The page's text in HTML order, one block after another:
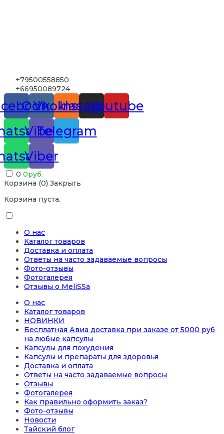
+79500558850
+66950089724
Vk
Odnoklassniki
Instagram
Youtube
Viber
Telegram
Viber
0 0руб.
Корзина (0) Закрыть
Корзина пуста.
О нас
Каталог товаров
Доставка и оплата
Ответы на часто задаваемые вопросы
Фото-отзывы
Фотогалерея
Отзывы о MeliSSa
О нас
Каталог товаров
НОВИНКИ
Бесплатная Авиа доставка при заказе от 5000 руб
на любые капсулы
Капсулы для похудения
Капсулы и препараты для здоровья
Доставка и оплата
Ответы на часто задаваемые вопросы
Отзывы
Фотогалерея
Как правильно оформить заказ?
Фото-отзывы
Новости
Тайский блог